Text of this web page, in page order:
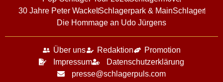
30 Jahre Peter Wackel Schlagerpark & MainSchlager
Die Hommage an Udo Jürgens
Über uns Redaktion
Promotion
Impressum
Datenschutzerklärung
presse@schlagerpuls.com